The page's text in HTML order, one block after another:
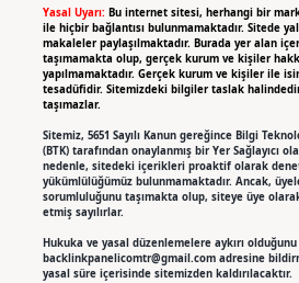
Yasal Uyarı: Bu internet sitesi, herhangi bir
ile hiçbir bağlantısı bulunmamaktadır. Sitede
makaleler paylaşılmaktadır. Burada yer alan
taşımamakta olup, gerçek kurum ve kişiler
yapılmamaktadır. Gerçek kurum ve kişiler ile
tesadüfidir. Sitemizdeki bilgiler taslak
taşımazlar.
Sitemiz, 5651 Sayılı Kanun gereğince Bilgi
(BTK) tarafından onaylanmış bir Yer Sağlayıcı
nedenle, sitedeki içerikleri proaktif olarak
yükümlülüğümüz bulunmamaktadır. Ancak,
sorumluluğunu taşımakta olup, siteye üye
etmiş sayılırlar.
Hukuka ve yasal düzenlemelere aykırı
backlinkpanelicomtr@gmail.comadresine
yasal süre içerisinde sitemizden kaldırılacaktır.